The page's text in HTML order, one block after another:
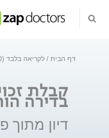
דף הבית לקריאה בלבד (0)
קבלת
בדירה
דיון מתוך